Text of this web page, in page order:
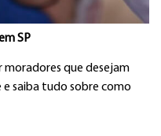
SP
moradores que desejam
e saiba tudo sobre como